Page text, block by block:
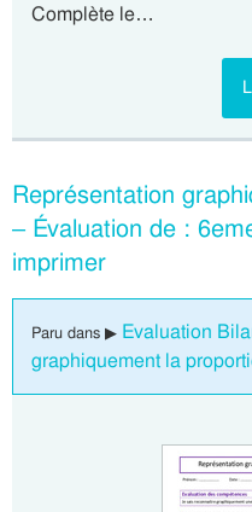
Complète le…
Représentation
– Évaluation de :
imprimer
Paru dans ▶ Evaluation
graphiquement la